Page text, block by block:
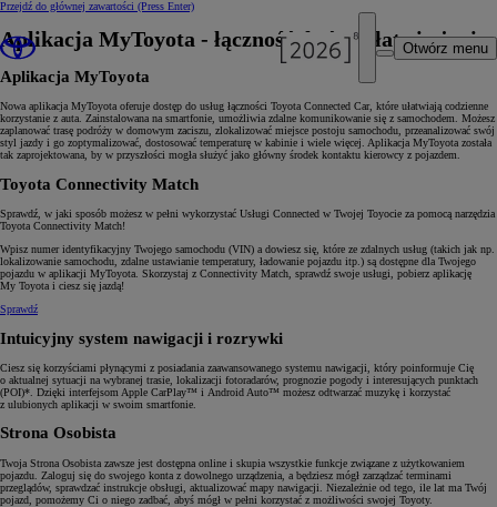
Przejdź do głównej zawartości (Press Enter)
Otwórz menu
Aplikacja MyToyota - łączność, która ułatwia życie
Aplikacja MyToyota
Nowa aplikacja MyToyota oferuje dostęp do usług łączności Toyota Connected Car, które ułatwiają codzienne
korzystanie z auta. Zainstalowana na smartfonie, umożliwia zdalne komunikowanie się z samochodem. Możesz
zaplanować trasę podróży w domowym zaciszu, zlokalizować miejsce postoju samochodu, przeanalizować swój
styl jazdy i go zoptymalizować, dostosować temperaturę w kabinie i wiele więcej. Aplikacja MyToyota została
tak zaprojektowana, by w przyszłości mogła służyć jako główny środek kontaktu kierowcy z pojazdem.
Toyota Connectivity Match
Sprawdź, w jaki sposób możesz w pełni wykorzystać Usługi Connected w Twojej Toyocie za pomocą narzędzia
Toyota Connectivity Match!
Wpisz numer identyfikacyjny Twojego samochodu (VIN) a dowiesz się, które ze zdalnych usług (takich jak np.
lokalizowanie samochodu, zdalne ustawianie temperatury, ładowanie pojazdu itp.) są dostępne dla Twojego
pojazdu w aplikacji MyToyota. Skorzystaj z Connectivity Match, sprawdź swoje usługi, pobierz aplikację
My Toyota i ciesz się jazdą!
Sprawdź
Intuicyjny system nawigacji i rozrywki
Ciesz się korzyściami płynącymi z posiadania zaawansowanego systemu nawigacji, który poinformuje Cię
o aktualnej sytuacji na wybranej trasie, lokalizacji fotoradarów, prognozie pogody i interesujących punktach
(POI)*. Dzięki interfejsom Apple CarPlay™ i Android Auto™ możesz odtwarzać muzykę i korzystać
z ulubionych aplikacji w swoim smartfonie.
Strona Osobista
Twoja Strona Osobista zawsze jest dostępna online i skupia wszystkie funkcje związane z użytkowaniem
pojazdu. Zaloguj się do swojego konta z dowolnego urządzenia, a będziesz mógł zarządzać terminami
przeglądów, sprawdzać instrukcje obsługi, aktualizować mapy nawigacji. Niezależnie od tego, ile lat ma Twój
pojazd, pomożemy Ci o niego zadbać, abyś mógł w pełni korzystać z możliwości swojej Toyoty.